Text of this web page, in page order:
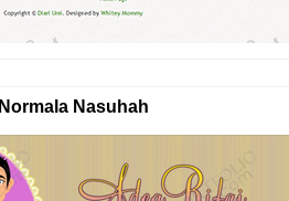
Normala Nasuhah